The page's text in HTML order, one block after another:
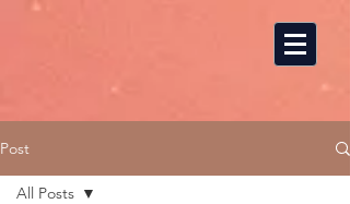
Post
All Posts